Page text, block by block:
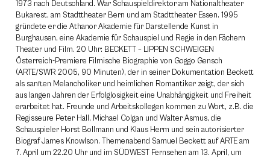
1973 nach Deutschland. War Schauspieldirektor am Nationaltheater
Bukarest, am Stadttheater Bern und am Stadttheater Essen. 1995
gründete er die Athanor Akademie für Darstellende Kunst in
Burghausen, eine Akademie für Schauspiel und Regie in den Fächern
Theater und Film. 20 Uhr: BECKETT – LIPPEN SCHWEIGEN
Österreich-Premiere Filmische Biographie von Goggo Gensch
(ARTE/SWR 2005, 90 Minuten), der in seiner Dokumentation Beckett
als sanften Melancholiker und heimlichen Romantiker zeigt, der sich
aus langen Jahren der Erfolglosigkeit eine Unabhängigkeit und Freiheit
erarbeitet hat. Freunde und Arbeitskollegen kommen zu Wort, z.B. die
Regisseure Peter Hall, Michael Colgan und Walter Asmus, die
Schauspieler Horst Bollmann und Klaus Herm und sein autorisierter
Biograf James Knowlson. Themenabend Samuel Beckett auf ARTE am
7. April um 22.20 Uhr und im SÜDWEST Fernsehen am 13. April, um